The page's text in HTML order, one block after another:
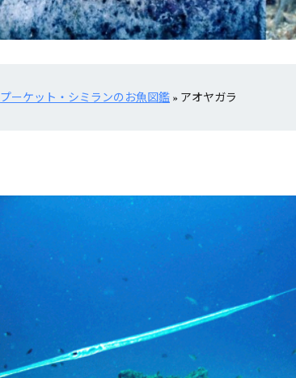
プーケット・シミランのお魚図鑑 » アオヤガラ